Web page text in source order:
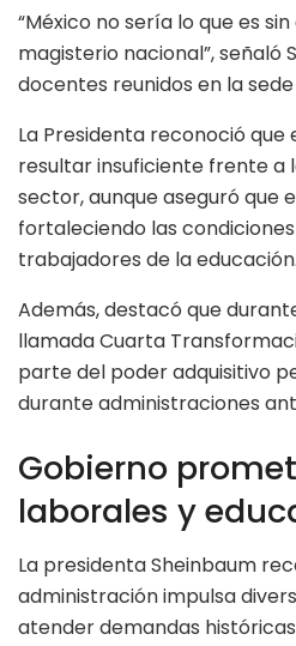
“México no sería lo que es
magisterio nacional”, señaló
docentes reunidos en la sede
La Presidenta reconoció
resultar insuficiente frente a
sector, aunque aseguró que
fortaleciendo las
trabajadores de la educación.
Además, destacó que
llamada Cuarta
parte del poder adquisitivo
durante administraciones
Gobierno
laborales y
La presidenta Sheinbaum
administración impulsa
atender demandas